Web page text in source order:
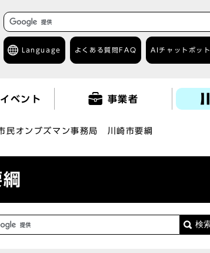
Language よくある質問 FAQ AIチャットボット
ベント 事業者
民オンブズマン事務局 川崎市要綱